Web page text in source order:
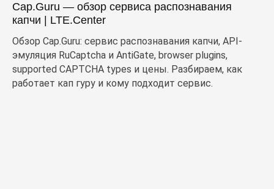
Cap.Guru — обзор сервиса распознавания
капчи | LTE.Center
Обзор Cap.Guru: сервис распознавания капчи, API-
эмуляция RuCaptcha и AntiGate, browser plugins,
supported CAPTCHA types и цены. Разбираем, как
работает кап гуру и кому подходит сервис.